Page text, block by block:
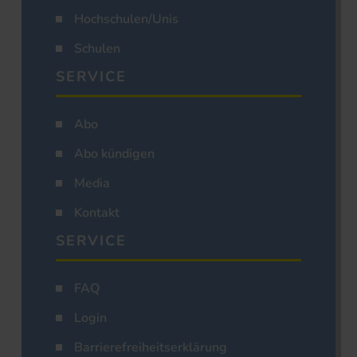
Hochschulen/Unis
Schulen
SERVICE
Abo
Abo kündigen
Media
Kontakt
SERVICE
FAQ
Login
Barrierefreiheitserklärung